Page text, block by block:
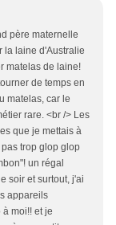
père maternelle
la laine d'Australie
matelas de laine!
de temps en
matelas, car le
rare. <br /> Les
que je mettais à
trop glop glop
un régal
soir et surtout, j'ai
appareils
moi!! et je